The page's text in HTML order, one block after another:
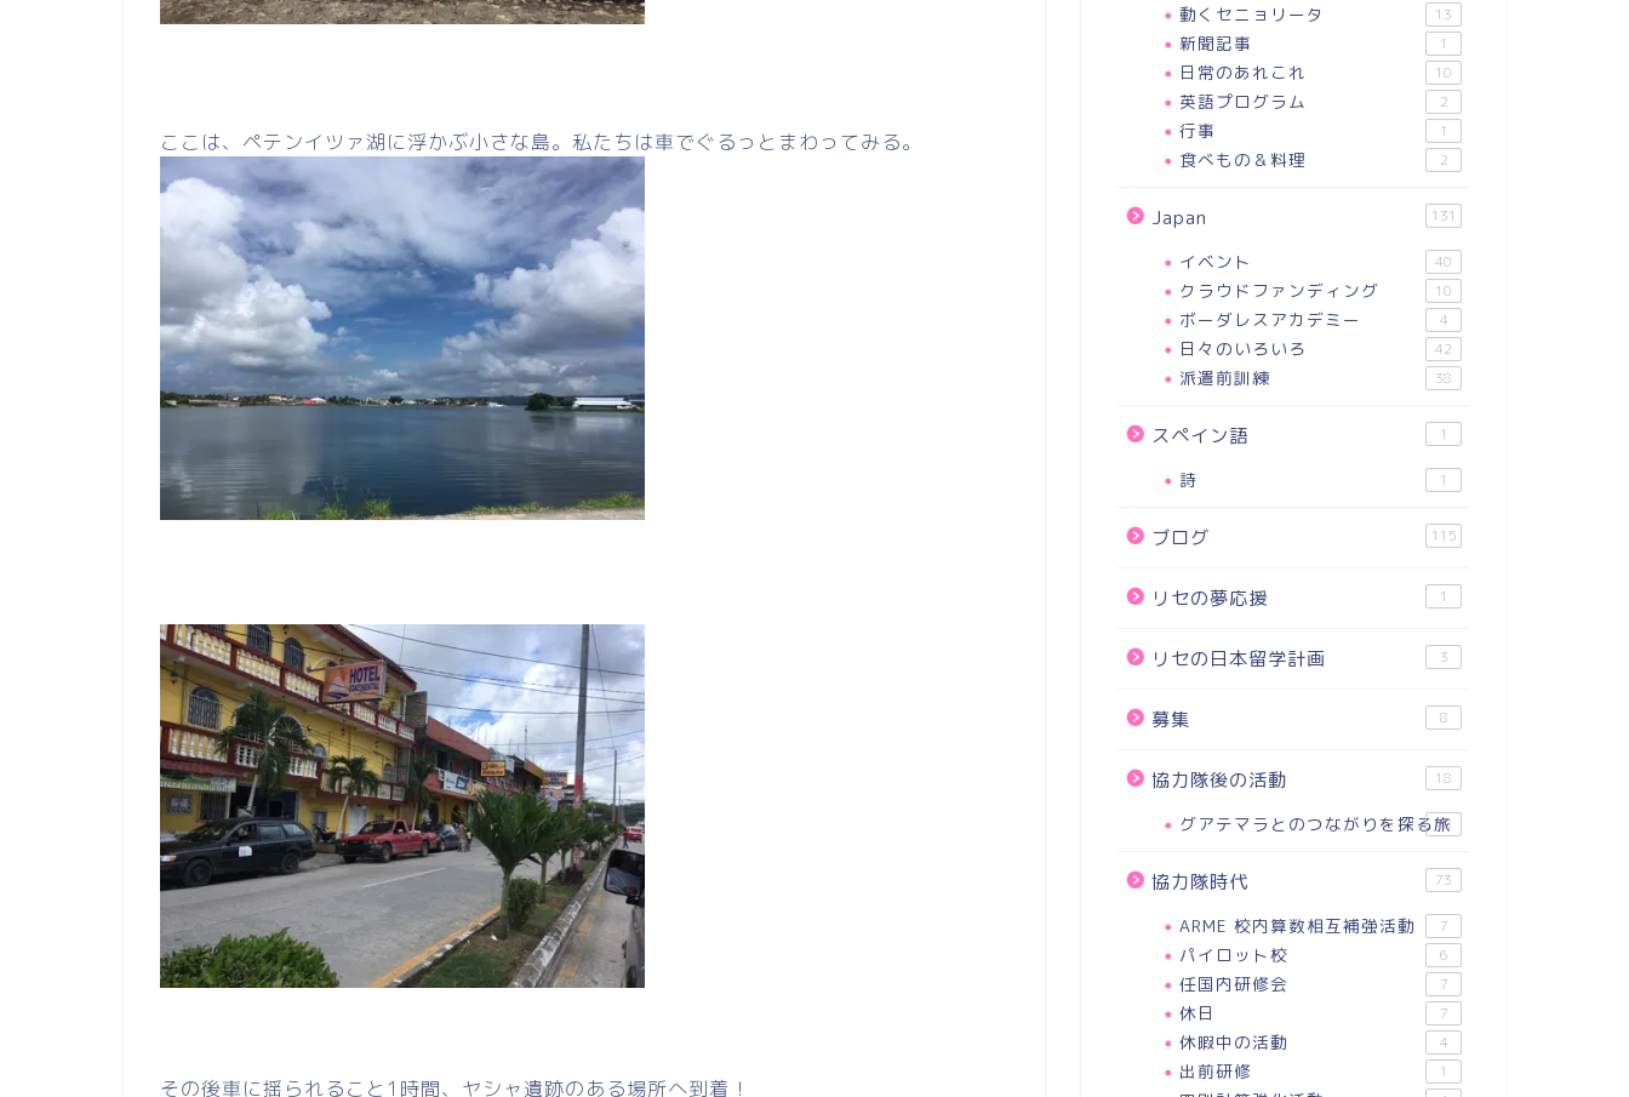
ここは、ペテンイツァ湖に浮かぶ小さな島。私たちは車でぐるっとまわってみる。
その後車に揺られること1時間、ヤシャ遺跡のある場所へ到着！
動くセニョリータ 13
新聞記事 1
日常のあれこれ 10
英語プログラム 2
行事 1
食べもの＆料理 2
Japan 131
イベント 40
クラウドファンディング 10
ボーダレスアカデミー 4
日々のいろいろ 42
派遣前訓練 38
スペイン語 1
詩 1
ブログ 115
リセの夢応援 1
リセの日本留学計画 3
募集 8
協力隊後の活動 18
グアテマラとのつながりを探る旅
18
協力隊時代 73
ARME 校内算数相互補強活動 7
パイロット校 6
任国内研修会 7
休日 7
休暇中の活動 4
出前研修 1